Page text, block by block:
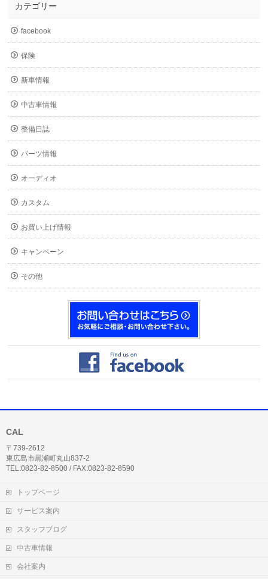
カテゴリー
facebook
保険
新車情報
中古車情報
整備日誌
パーツ情報
オーディオ
カスタム
お買い上げ情報
キャンペーン
その他
CAL
〒739-2612
東広島市黒瀬町丸山837-2
TEL:0823-82-8500 / FAX:0823-82-8590
トップページ
サービス案内
スタッフブログ
中古車情報
会社案内